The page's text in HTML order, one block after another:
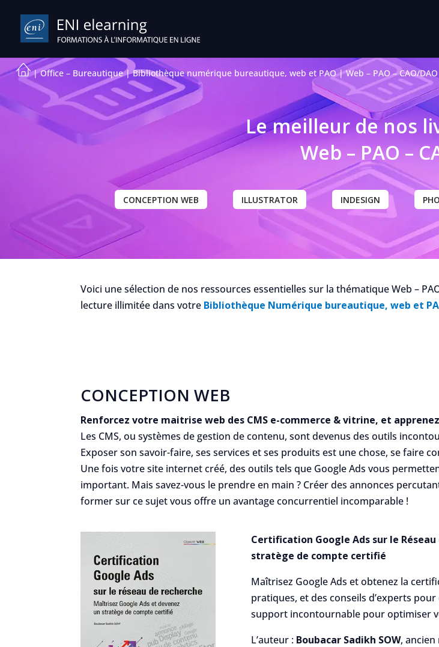
|Office – Bureautique|Bibliothèque numérique bureautique, web et PAO|Web – PAO – CAO/DAO
Le meilleur de nos
Web – PAO –
CONCEPTION WEB ILLUSTRATOR INDESIGN
Voici une sélection de nos ressources essentielles sur la thématique Web –
lecture illimitée dans votre Bibliothèque Numérique bureautique, web et
CONCEPTION WEB
Renforcez votre maitrise web des CMS e-commerce & vitrine, et
Les CMS, ou systèmes de gestion de contenu, sont devenus des outils
Exposer son savoir-faire, ses services et ses produits est une chose, se faire
Une fois votre site internet créé, des outils tels que Google Ads vous
important. Mais savez-vous le prendre en main ? Créer des annonces
former sur ce sujet vous offre un avantage concurrentiel incomparable !
Certification Google Ads sur le
stratège de compte certifié
Maîtrisez Google Ads et obtenez la
pratiques, et des conseils d’experts
support incontournable pour optimiser
L’auteur : Boubacar Sadikh SOW, ancien